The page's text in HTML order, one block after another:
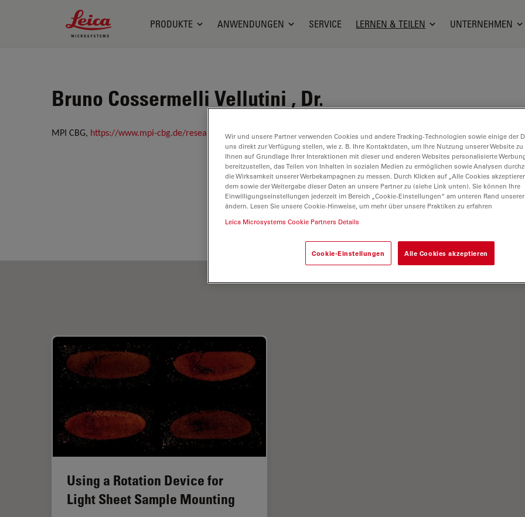
Leica Microsystems Logo
PRODUKTE ANWENDUNGEN SERVICE LERNEN & TEILEN UNTERNEHMEN
Bruno Cossermelli Vellutini , Dr.
MPI CBG, https://www.mpi-cbg.de/research-groups/current-groups/pavel-tomancak/group-members/
Using a Rotation Device for
Light Sheet Sample Mounting
Wir und unsere Partner verwenden Cookies und andere Tracking-Technologien sowie einige der
uns direkt zur Verfügung stellen, wie z. B. Ihre Kontaktdaten, um Ihre Nutzung unserer Website zu
Ihnen auf Grundlage Ihrer Interaktionen mit dieser und anderen Websites personalisierte
bereitzustellen, das Teilen von Inhalten in sozialen Medien zu ermöglichen sowie Analysen
die Wirksamkeit unserer Werbekampagnen zu messen. Durch Klicken auf „Alle Cookies
dem sowie der Weitergabe dieser Daten an unsere Partner zu (siehe Link unten). Sie können Ihre
Einwilligungseinstellungen jederzeit im Bereich „Cookie-Einstellungen“ am unteren Rand
ändern. Lesen Sie unsere Cookie-Hinweise, um mehr über unsere Praktiken zu erfahren
Leica Microsystems Cookie Partners Details
Cookie-Einstellungen Alle Cookies akzeptieren